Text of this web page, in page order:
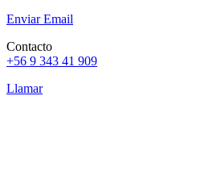
Enviar Email
Contacto
+56 9 343 41 909
Llamar